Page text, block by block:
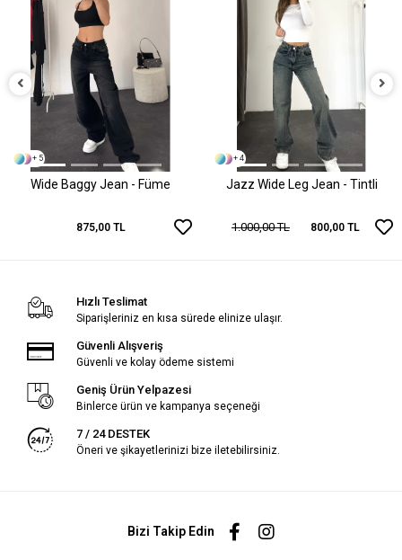
+ 5
Wide Baggy Jean - Füme
875,00 TL
+ 4
Jazz Wide Leg Jean - Tintli
1.000,00 TL 800,00 TL
Hızlı Teslimat
Siparişleriniz en kısa sürede elinize ulaşır.
Güvenli Alışveriş
Güvenli ve kolay ödeme sistemi
Geniş Ürün Yelpazesi
Binlerce ürün ve kampanya seçeneği
7 / 24 DESTEK
Öneri ve şikayetlerinizi bize iletebilirsiniz.
Bizi Takip Edin